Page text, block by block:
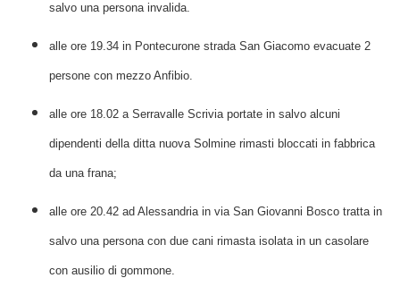
salvo una persona invalida.
alle ore 19.34 in Pontecurone strada San Giacomo evacuate 2
persone con mezzo Anfibio.
alle ore 18.02 a Serravalle Scrivia portate in salvo alcuni
dipendenti della ditta nuova Solmine rimasti bloccati in fabbrica
da una frana;
alle ore 20.42 ad Alessandria in via San Giovanni Bosco tratta in
salvo una persona con due cani rimasta isolata in un casolare
con ausilio di gommone.